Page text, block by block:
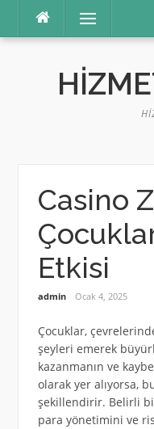
Menü
Casino
Etkisi
admin Ocak 4, 2025
Çocuklar,
şeyleri emerek
kazanmanın ve
olarak yer alıyorsa,
şekillendirir. Belirli
para yönetimini ve